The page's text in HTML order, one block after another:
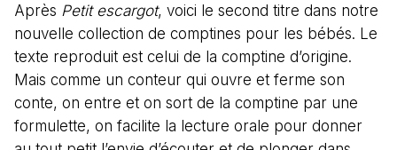
Après Petit escargot, voici le second titre dans notre
nouvelle collection de comptines pour les bébés. Le
texte reproduit est celui de la comptine d’origine.
Mais comme un conteur qui ouvre et ferme son
conte, on entre et on sort de la comptine par une
formulette, on facilite la lecture orale pour donner